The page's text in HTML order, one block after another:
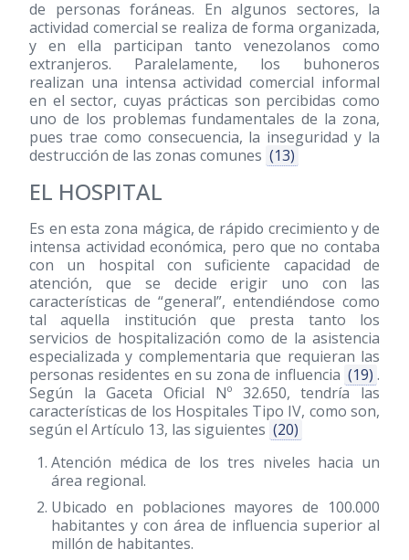
de personas foráneas. En algunos sectores, la
actividad comercial se realiza de forma organizada,
y en ella participan tanto venezolanos como
extranjeros. Paralelamente, los buhoneros
realizan una intensa actividad comercial informal
en el sector, cuyas prácticas son percibidas como
uno de los problemas fundamentales de la zona,
pues trae como consecuencia, la inseguridad y la
destrucción de las zonas comunes (13)
EL HOSPITAL
Es en esta zona mágica, de rápido crecimiento y de
intensa actividad económica, pero que no contaba
con un hospital con suficiente capacidad de
atención, que se decide erigir uno con las
características de “general”, entendiéndose como
tal aquella institución que presta tanto los
servicios de hospitalización como de la asistencia
especializada y complementaria que requieran las
personas residentes en su zona de influencia (19) .
Según la Gaceta Oficial Nº 32.650, tendría las
características de los Hospitales Tipo IV, como son,
según el Artículo 13, las siguientes (20)
Atención médica de los tres niveles hacia un
área regional.
Ubicado en poblaciones mayores de 100.000
habitantes y con área de influencia superior al
millón de habitantes.